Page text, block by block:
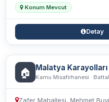
Konum Mevcut
Detay
🏠 Malatya
Kamu Misafirhanesi ·
Zafer Mahallesi, Mehmet